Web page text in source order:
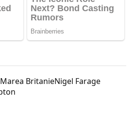
Marea BritanieNigel Farage